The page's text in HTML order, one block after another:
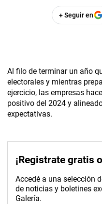
+ Seguir en
Al filo de terminar un año
electorales y mientras
ejercicio, las empresas
positivo del 2024 y
expectativas.
¡Registrate gratis
Accedé a una selección
de noticias y boletines
Galería.